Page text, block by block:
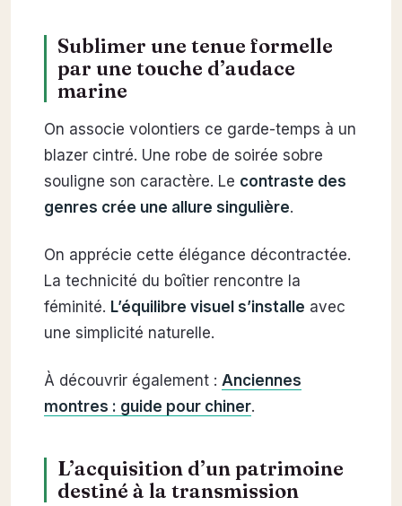
Sublimer une tenue formelle
par une touche d’audace
marine
On associe volontiers ce garde-temps à un
blazer cintré. Une robe de soirée sobre
souligne son caractère. Le contraste des
genres crée une allure singulière.
On apprécie cette élégance décontractée.
La technicité du boîtier rencontre la
féminité. L’équilibre visuel s’installe avec
une simplicité naturelle.
À découvrir également : Anciennes
montres : guide pour chiner.
L’acquisition d’un patrimoine
destiné à la transmission